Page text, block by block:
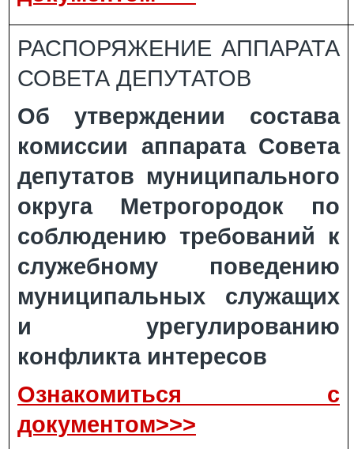
РАСПОРЯЖЕНИЕ АППАРАТА
СОВЕТА ДЕПУТАТОВ
Об утверждении состава
комиссии аппарата Совета
депутатов муниципального
округа Метрогородок по
соблюдению требований к
служебному поведению
муниципальных служащих
и урегулированию
конфликта интересов
Ознакомиться с
документом>>>